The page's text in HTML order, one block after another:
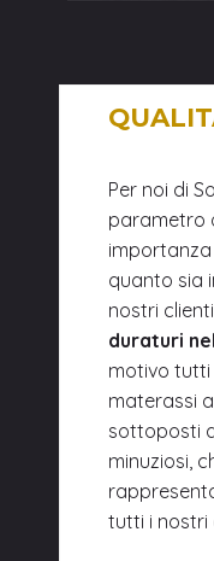
Per noi di
parametro
quanto sia
nostri clienti
duraturi
motivo
materassi
sottoposti
minuziosi,
tutti i nostri